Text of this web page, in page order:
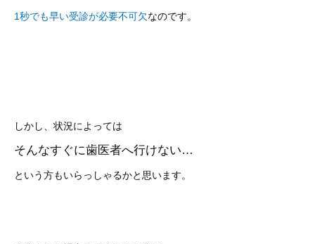
1秒でも早い受診が必要不可欠なのです。
しかし、状況によっては
そんなすぐに歯医者へ行けない…
という方もいらっしゃるかと思います。